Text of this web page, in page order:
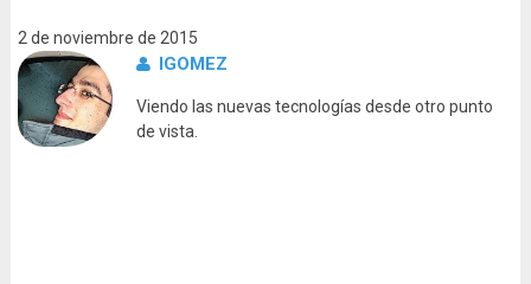
2 de noviembre de 2015
IGOMEZ
Viendo las nuevas tecnologías desde otro punto
de vista.